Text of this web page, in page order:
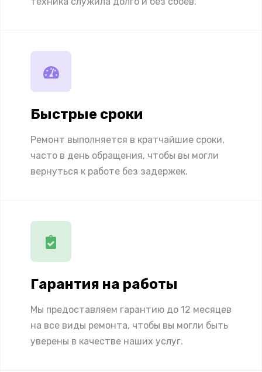
Быстрые сроки
Ремонт выполняется в кратчайшие сроки,
часто в день обращения, чтобы вы могли
вернуться к работе без задержек.
Гарантия на работы
Мы предоставляем гарантию до 12 месяцев
на все виды ремонта, чтобы вы могли быть
уверены в качестве наших услуг.